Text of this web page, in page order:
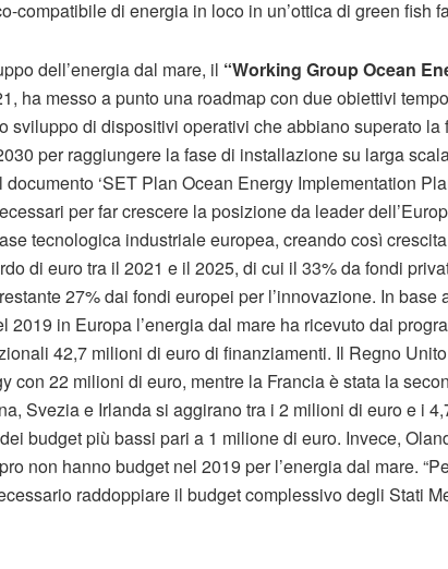
compatibile di energia in loco in un’ottica di green fish
dell’energia dal mare, il “Working Group Ocean
ha messo a punto una roadmap con due obiettivi
sviluppo di dispositivi operativi che abbiano superato
per raggiungere la fase di installazione su larga
‘SET Plan Ocean Energy Implementation
per far crescere la posizione da leader
tecnologica industriale europea, creando così
di euro tra il 2021 e il 2025, di cui il 33% da fondi
27% dai fondi europei per l’innovazione. In base
2019 in Europa l’energia dal mare ha ricevuto dai
42,7 milioni di euro di finanziamenti. Il Regno
con 22 milioni di euro, mentre la Francia è stata la
Svezia e Irlanda si aggirano tra i 2 milioni di euro e i
budget più bassi pari a 1 milione di euro. Invece,
non hanno budget nel 2019 per l’energia dal mare.
raddoppiare il budget complessivo degli Stati